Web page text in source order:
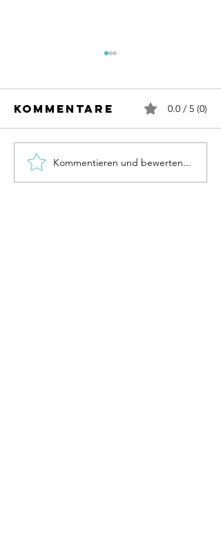
KI Beratung
einfach
Kommentare 0.0 / 5 (0)
Kommentieren und bewerten...